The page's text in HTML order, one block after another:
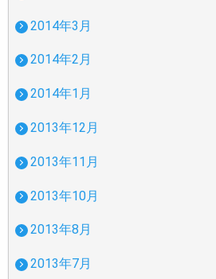
2014年3月
2014年2月
2014年1月
2013年12月
2013年11月
2013年10月
2013年8月
2013年7月